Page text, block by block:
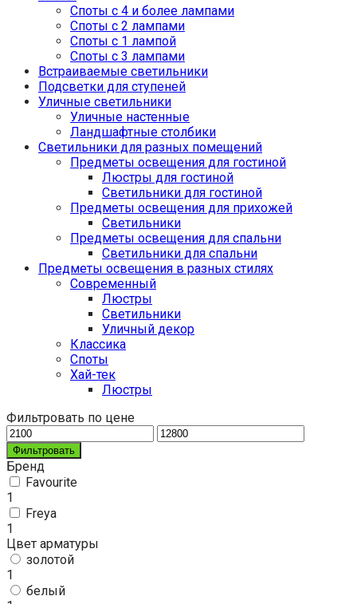
Споты с 4 и более лампами
Споты с 2 лампами
Споты с 1 лампой
Споты с 3 лампами
Встраиваемые светильники
Подсветки для ступеней
Уличные светильники
Уличные настенные
Ландшафтные столбики
Светильники для разных помещений
Предметы освещения для гостиной
Люстры для гостиной
Светильники для гостиной
Предметы освещения для прихожей
Светильники
Предметы освещения для спальни
Светильники для спальни
Предметы освещения в разных стилях
Cовременный
Люстры
Светильники
Уличный декор
Классика
Споты
Хай-тек
Люстры
Фильтровать по цене
Фильтровать
Бренд
Favourite
1
Freya
1
Цвет арматуры
золотой
1
белый